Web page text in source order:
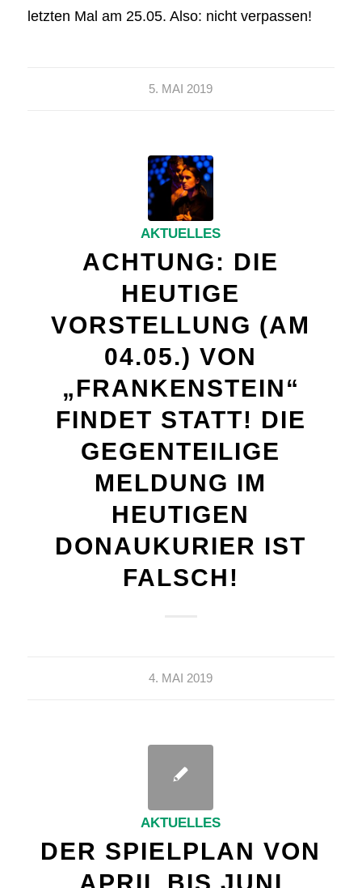
letzten Mal am 25.05. Also: nicht verpassen!
5. MAI 2019
AKTUELLES
ACHTUNG: DIE
HEUTIGE
VORSTELLUNG (AM
04.05.) VON
„FRANKENSTEIN“
FINDET STATT! DIE
GEGENTEILIGE
MELDUNG IM
HEUTIGEN
DONAUKURIER IST
FALSCH!
4. MAI 2019
AKTUELLES
DER SPIELPLAN VON
APRIL BIS JUNI